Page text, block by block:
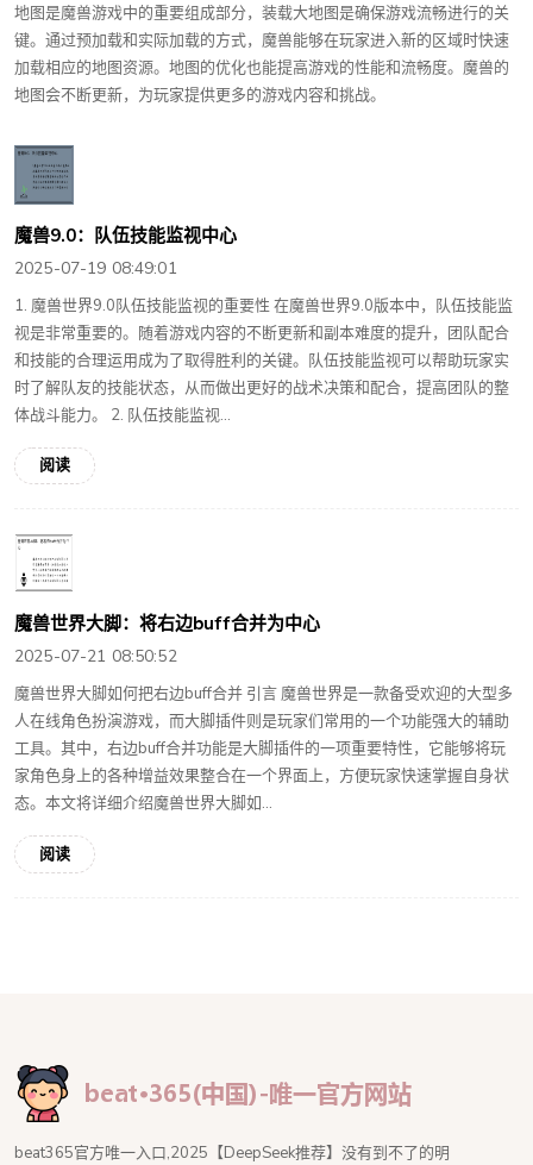
地图是魔兽游戏中的重要组成部分，装载大地图是确保游戏流畅进行的关
键。通过预加载和实际加载的方式，魔兽能够在玩家进入新的区域时快速
加载相应的地图资源。地图的优化也能提高游戏的性能和流畅度。魔兽的
地图会不断更新，为玩家提供更多的游戏内容和挑战。
魔兽9.0：队伍技能监视中心
2025-07-19 08:49:01
1. 魔兽世界9.0队伍技能监视的重要性 在魔兽世界9.0版本中，队伍技能监
视是非常重要的。随着游戏内容的不断更新和副本难度的提升，团队配合
和技能的合理运用成为了取得胜利的关键。队伍技能监视可以帮助玩家实
时了解队友的技能状态，从而做出更好的战术决策和配合，提高团队的整
体战斗能力。 2. 队伍技能监视...
阅读
魔兽世界大脚：将右边buff合并为中心
2025-07-21 08:50:52
魔兽世界大脚如何把右边buff合并 引言 魔兽世界是一款备受欢迎的大型多
人在线角色扮演游戏，而大脚插件则是玩家们常用的一个功能强大的辅助
工具。其中，右边buff合并功能是大脚插件的一项重要特性，它能够将玩
家角色身上的各种增益效果整合在一个界面上，方便玩家快速掌握自身状
态。本文将详细介绍魔兽世界大脚如...
阅读
beat365官方唯一入口,2025【DeepSeek推荐】没有到不了的明